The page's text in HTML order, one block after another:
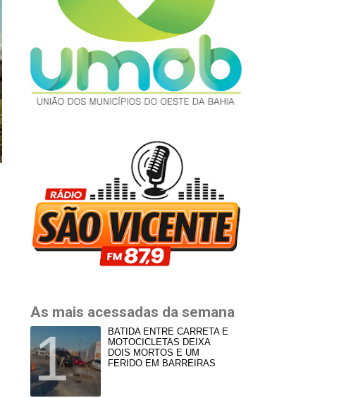
As mais acessadas da semana
BATIDA ENTRE CARRETA E
MOTOCICLETAS DEIXA
DOIS MORTOS E UM
FERIDO EM BARREIRAS